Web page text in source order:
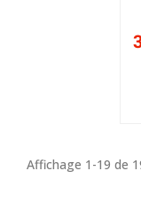
Affichage 1-19 de